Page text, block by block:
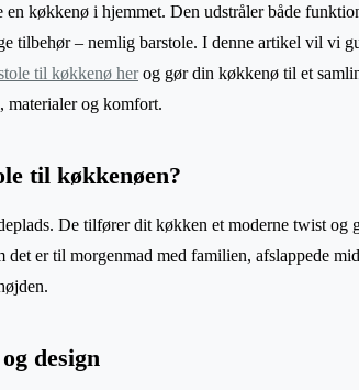
køkkenø i hjemmet. Den udstråler både
tilbehør – nemlig barstole. I denne artikel vil vi
til køkkenø herog gør din køkkenø til et
materialer og komfort.
til køkkenøen?
De tilfører dit køkken et moderne twist
er til morgenmad med familien, afslappede
design